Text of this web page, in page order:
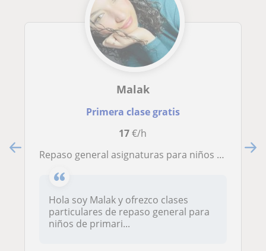
Malak
Primera clase gratis
17€/h
Repaso general asignaturas para niños de primaria
Hola soy Malak y ofrezco clases
particulares de repaso general para
niños de primari...